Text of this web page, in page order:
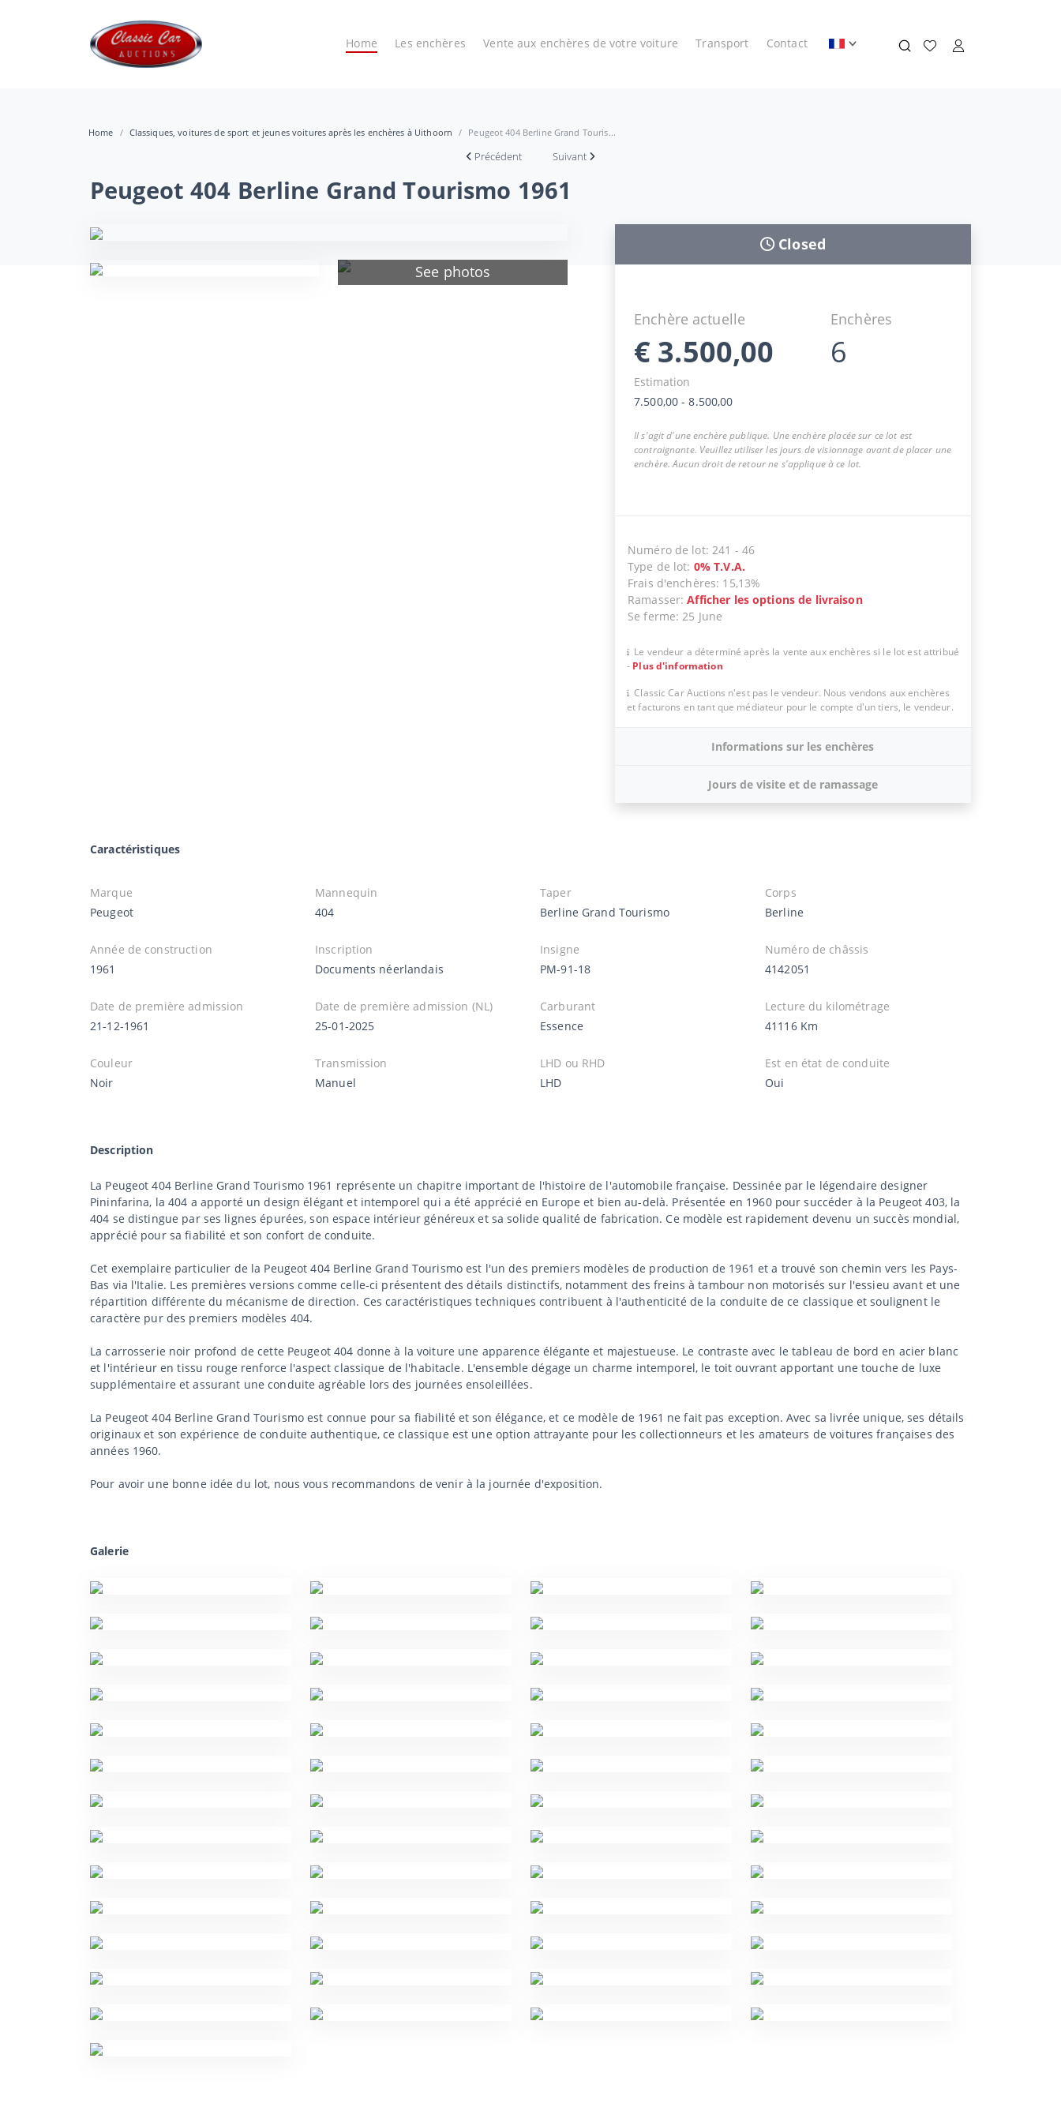
Home Les enchères Vente aux enchères de votre voiture Transport Contact
Home Classiques, voitures de sport et jeunes voitures après les enchères à Uithoorn Peugeot 404 Berline Grand Touris...
Précédent Suivant
Peugeot 404 Berline Grand Tourismo 1961
See photos
Closed
Enchère actuelle
€ 3.500,00
Enchères
6
Estimation
7.500,00 -8.500,00
Il s'agit d'une enchère publique. Une enchère placée sur ce lot est
contraignante. Veuillez utiliser les jours de visionnage avant de placer une
enchère. Aucun droit de retour ne s'applique à ce lot.
Numéro de lot: 241 - 46
Type de lot: 0% T.V.A.
Frais d'enchères: 15,13%
Ramasser:Afficher les options de livraison
Se ferme:25 June
Le vendeur a déterminé après la vente aux enchères si le lot est attribué
- Plus d'information
Classic Car Auctions n'est pas le vendeur. Nous vendons aux enchères
et facturons en tant que médiateur pour le compte d'un tiers, le vendeur.
Informations sur les enchères
Jours de visite et de ramassage
Caractéristiques
Marque
Peugeot
Mannequin
404
Taper
Berline Grand Tourismo
Corps
Berline
Année de construction
1961
Inscription
Documents néerlandais
Insigne
PM-91-18
Numéro de châssis
4142051
Date de première admission
21-12-1961
Date de première admission (NL)
25-01-2025
Carburant
Essence
Lecture du kilométrage
41116 Km
Couleur
Noir
Transmission
Manuel
LHD ou RHD
LHD
Est en état de conduite
Oui
Description
La Peugeot 404 Berline Grand Tourismo 1961 représente un chapitre important de l'histoire de l'automobile française. Dessinée par le légendaire designer
Pininfarina, la 404 a apporté un design élégant et intemporel qui a été apprécié en Europe et bien au-delà. Présentée en 1960 pour succéder à la Peugeot 403, la
404 se distingue par ses lignes épurées, son espace intérieur généreux et sa solide qualité de fabrication. Ce modèle est rapidement devenu un succès mondial,
apprécié pour sa fiabilité et son confort de conduite.
Cet exemplaire particulier de la Peugeot 404 Berline Grand Tourismo est l'un des premiers modèles de production de 1961 et a trouvé son chemin vers les Pays-
Bas via l'Italie. Les premières versions comme celle-ci présentent des détails distinctifs, notamment des freins à tambour non motorisés sur l'essieu avant et une
répartition différente du mécanisme de direction. Ces caractéristiques techniques contribuent à l'authenticité de la conduite de ce classique et soulignent le
caractère pur des premiers modèles 404.
La carrosserie noir profond de cette Peugeot 404 donne à la voiture une apparence élégante et majestueuse. Le contraste avec le tableau de bord en acier blanc
et l'intérieur en tissu rouge renforce l'aspect classique de l'habitacle. L'ensemble dégage un charme intemporel, le toit ouvrant apportant une touche de luxe
supplémentaire et assurant une conduite agréable lors des journées ensoleillées.
La Peugeot 404 Berline Grand Tourismo est connue pour sa fiabilité et son élégance, et ce modèle de 1961 ne fait pas exception. Avec sa livrée unique, ses détails
originaux et son expérience de conduite authentique, ce classique est une option attrayante pour les collectionneurs et les amateurs de voitures françaises des
années 1960.
Pour avoir une bonne idée du lot, nous vous recommandons de venir à la journée d'exposition.
Galerie